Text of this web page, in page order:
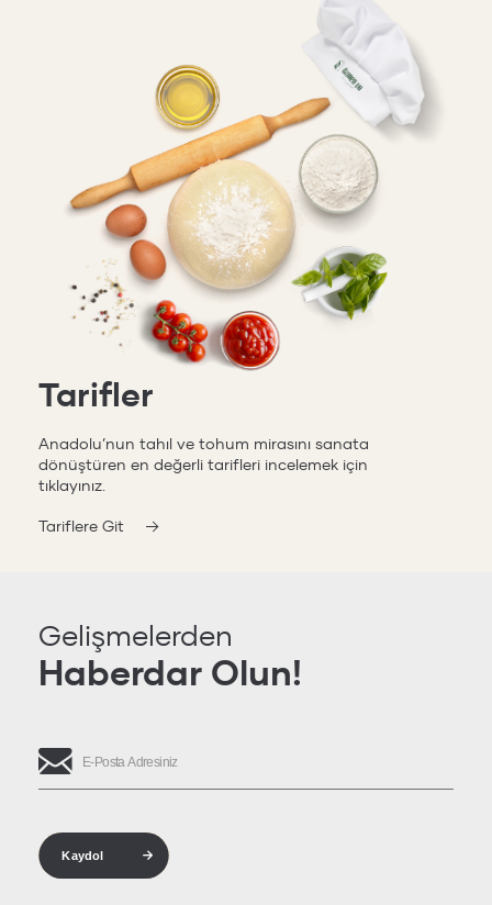
Tarifler
Anadolu’nun tahıl ve tohum mirasını sanata
dönüştüren en değerli tarifleri incelemek için
tıklayınız.
Tariflere Git
Gelişmelerden
Haberdar Olun!
Kaydol